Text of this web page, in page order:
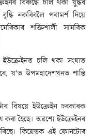
বিৰুদ্ধে চলি থকা যুদ্ধৰ
নকৰিবলৈ পৰামৰ্শ দিয়ে
শক্তিশালী সামৰিক
চলি থকা সংঘাত
য’ত উপমহাদেশখনত শান্তি
বিষয়ে ইউক্ৰেইন চৰকাৰক
হৈছে। অৱশ্যে ইউক্ৰেইনৰ
কিয়েভক এই ফোনটোৰ